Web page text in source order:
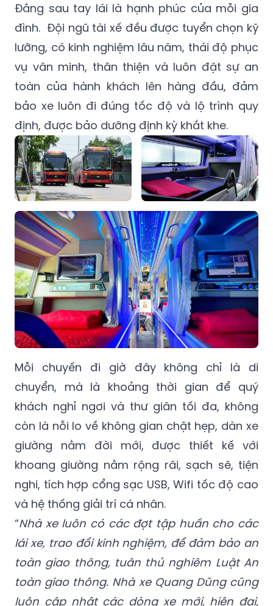
Đằng sau tay lái là hạnh phúc của mỗi gia
đình. Đội ngũ tài xế đều được tuyển chọn kỹ
lưỡng, có kinh nghiệm lâu năm, thái độ phục
vụ văn minh, thân thiện và luôn đặt sự an
toàn của hành khách lên hàng đầu, đảm
bảo xe luôn đi đúng tốc độ và lộ trình quy
định, được bảo dưỡng định kỳ khắt khe.
Mỗi chuyến đi giờ đây không chỉ là di
chuyển, mà là khoảng thời gian để quý
khách nghỉ ngơi và thư giãn tối đa, không
còn là nỗi lo về không gian chật hẹp, dàn xe
giường nằm đời mới, được thiết kế với
khoang giường nằm rộng rãi, sạch sẽ, tiện
nghi, tích hợp cổng sạc USB, Wifi tốc độ cao
và hệ thống giải trí cá nhân.
“Nhà xe luôn có các đợt tập huấn cho các
lái xe, trao đổi kinh nghiệm, để đảm bảo an
toàn giao thông, tuân thủ nghiêm Luật An
toàn giao thông. Nhà xe Quang Dũng cũng
luôn cập nhật các dòng xe mới, hiện đại,